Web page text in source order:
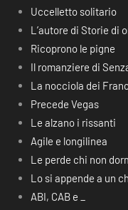
Uccelletto solitario
L’autore di Storie di
Ricoprono le pigne
Il romanziere di
La nocciola dei
Precede Vegas
Le alzano i rissanti
Agile e longilinea
Le perde chi non
Lo si appende a un
ABI, CAB e _